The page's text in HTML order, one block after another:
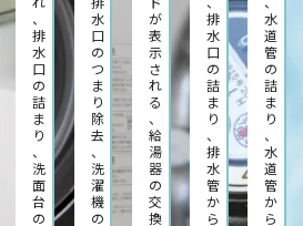
、
排
水
口
の
詰
ま
り
、
洗
面
台
の
水
口
の
つ
ま
り
除
去
、
洗
濯
機
の
が
表
示
さ
れ
る
、
給
湯
器
の
交
換
排
水
口
の
詰
ま
り
、
排
水
管
か
ら
水
道
管
の
詰
ま
り
、
水
道
管
か
ら